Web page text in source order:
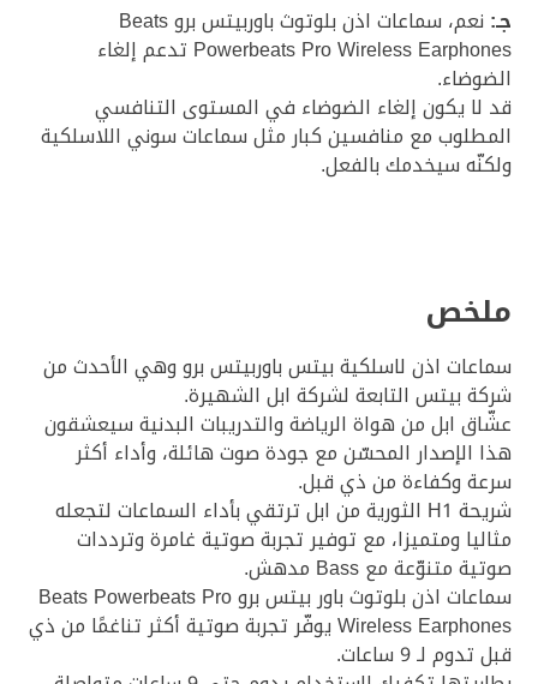
جـ:
نعم، سماعات اذن بلوتوث باوربيتس برو Beats
Powerbeats Pro Wireless Earphones تدعم إلغاء
الضوضاء.
قد لا يكون إلغاء الضوضاء في المستوى التنافسي
المطلوب مع منافسين كبار مثل سماعات سوني اللاسلكية
ولكنّه سيخدمك بالفعل.
ملخص
سماعات اذن لاسلكية بيتس باوربيتس برو وهي الأحدث من
شركة بيتس التابعة لشركة ابل الشهيرة.
عشّاق ابل من هواة الرياضة والتدريبات البدنية سيعشقون
هذا الإصدار المحسّن مع جودة صوت هائلة، وأداء أكثر
سرعة وكفاءة من ذي قبل.
شريحة H1 الثورية من ابل ترتقي بأداء السماعات لتجعله
مثاليا ومتميزا، مع توفير تجربة صوتية غامرة وترددات
صوتية متنوّعة مع Bass مدهش.
سماعات اذن بلوتوث باور بيتس برو Beats Powerbeats Pro
Wireless Earphonesيوفّر تجربة صوتية أكثر تناغمًا من ذي
قبل تدوم لـ 9 ساعات.